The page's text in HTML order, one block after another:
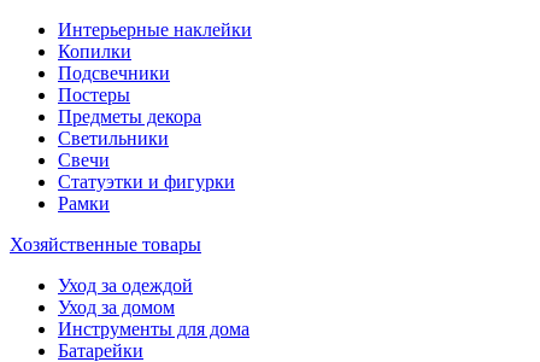
Интерьерные наклейки
Копилки
Подсвечники
Постеры
Предметы декора
Светильники
Свечи
Статуэтки и фигурки
Рамки
Хозяйственные товары
Уход за одеждой
Уход за домом
Инструменты для дома
Батарейки